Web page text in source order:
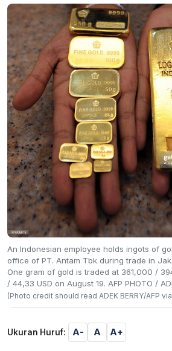
An Indonesian employee holds ingots of
office of PT. Antam Tbk during trade in
One gram of gold is traded at 361,000 /
/ 44,33 USD on August 19. AFP PHOTO /
(Photo credit should read ADEK BERRY/AFP
Ukuran Huruf: A- A A+